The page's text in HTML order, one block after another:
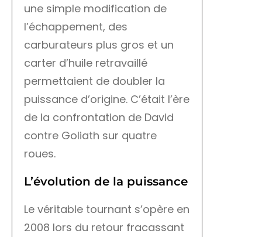
une simple modification de
l’échappement, des
carburateurs plus gros et un
carter d’huile retravaillé
permettaient de doubler la
puissance d’origine. C’était l’ère
de la confrontation de David
contre Goliath sur quatre
roues.
L’évolution de la puissance
Le véritable tournant s’opère en
2008 lors du retour fracassant